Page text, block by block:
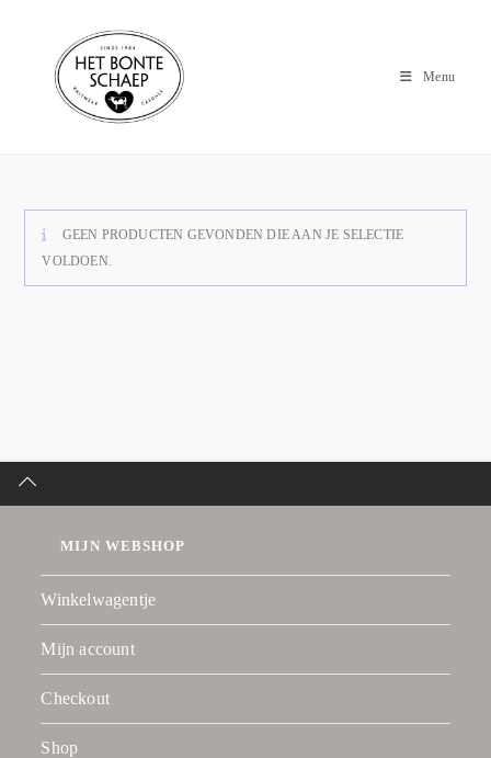
Menu
GEEN PRODUCTEN GEVONDEN DIE AAN JE SELECTIE
VOLDOEN.
MIJN WEBSHOP
Winkelwagentje
Mijn account
Checkout
Shop